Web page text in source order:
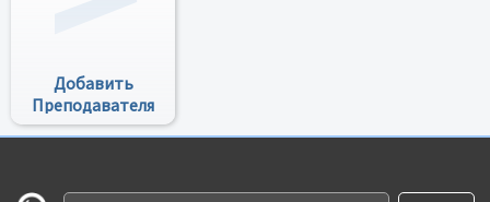
Добавить
Преподавателя